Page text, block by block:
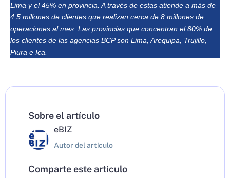
Lima y el 45% en provincia. A través de estas atiende a más de
4,5 millones de clientes que realizan cerca de 8 millones de
operaciones al mes. Las provincias que concentran el 80% de
los clientes de las agencias BCP son Lima, Arequipa, Trujillo,
Piura e Ica.
Sobre el artículo
eBIZ
Autor del artículo
Comparte este artículo